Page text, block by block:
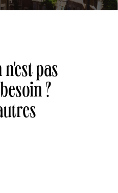
pas
?